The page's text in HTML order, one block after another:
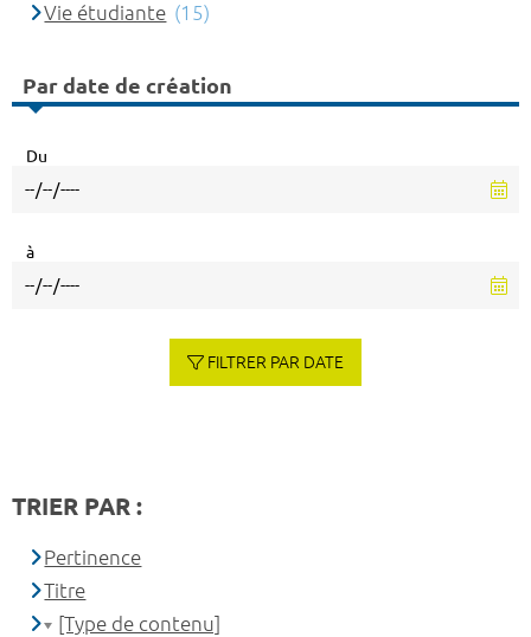
Vie étudiante (15)
Par date de création
Du
à
FILTRER PAR DATE
TRIER PAR :
Pertinence
Titre
[Type de contenu]